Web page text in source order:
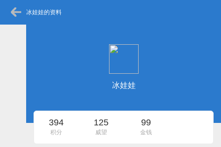
冰娃娃的资料
冰娃娃
394
积分
125
威望
99
金钱